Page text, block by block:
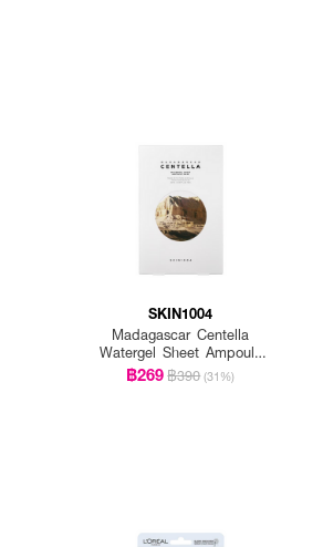
SKIN1004
Madagascar Centella
Watergel Sheet Ampoule
Mask (25ml X 5pcs)
฿269฿390 (31%)